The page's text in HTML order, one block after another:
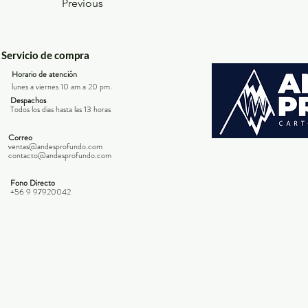
Previous
Servicio de compra
Horario de atención
lunes a viernes 10 am a 20 pm.
Despachos
Todos los dias hasta las 13 horas
Correo
ventas@andesprofundo.com
contacto@andesprofundo.com
Fono Directo
+56 9 97920042